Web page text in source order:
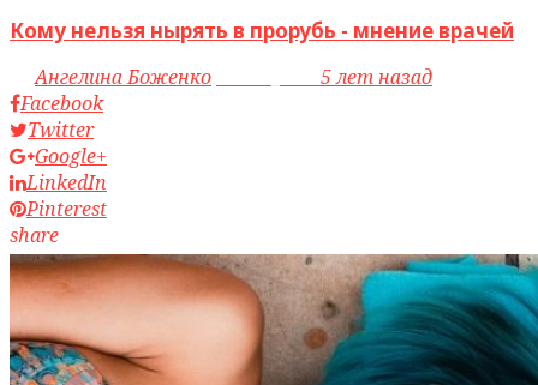
Кому нельзя нырять в прорубь - мнение врачей
byАнгелина Боженко
5 лет назад
Facebook
Twitter
Google+
LinkedIn
Pinterest
share